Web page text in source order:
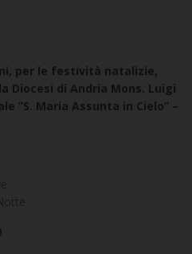
per le festività natalizie,
Diocesi di Andria Mons. Luigi
”S. Maria Assunta in Cielo” –